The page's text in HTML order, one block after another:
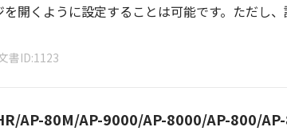
開くように設定することは可能です。ただし
書ID 1123
AP-80M/AP-9000/AP-8000/AP-800/